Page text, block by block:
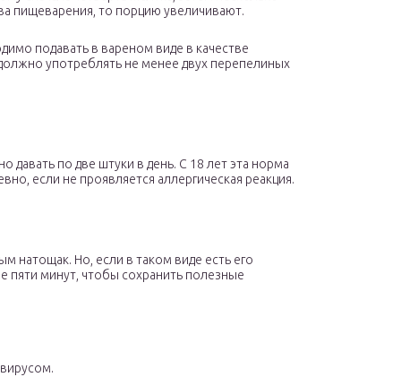
пищеварения, то порцию увеличивают.
подавать в вареном виде в качестве
употреблять не менее двух перепелиных
давать по две штуки в день. С 18 лет эта норма
если не проявляется аллергическая реакция.
натощак. Но, если в таком виде есть его
пяти минут, чтобы сохранить полезные